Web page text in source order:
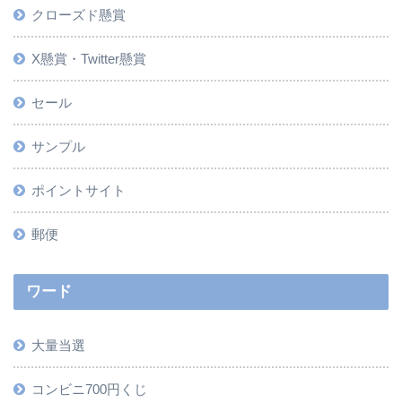
クローズド懸賞
X懸賞・Twitter懸賞
セール
サンプル
ポイントサイト
郵便
ワード
大量当選
コンビニ700円くじ